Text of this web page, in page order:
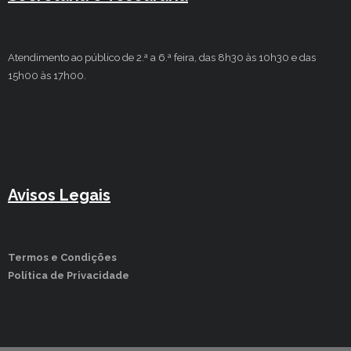
Atendimento ao público de 2.ª a 6.ª feira, das 8h30 às 10h30 e das
15h00 às 17h00.
Avisos Legais
Termos e Condições
Política de Privacidade